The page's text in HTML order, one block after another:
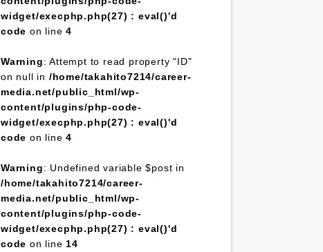
widget/execphp.php(27) : eval()'d
code on line4
Warning: Attempt to read property "ID"
on null in /home/takahito7214/career-
media.net/public_html/wp-
content/plugins/php-code-
widget/execphp.php(27) : eval()'d
code on line4
Warning: Undefined variable $post in
/home/takahito7214/career-
media.net/public_html/wp-
content/plugins/php-code-
widget/execphp.php(27) : eval()'d
code on line 14